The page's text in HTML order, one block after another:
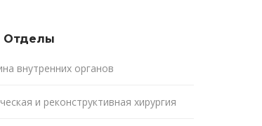
внутренних органов
и реконструктивная хирургия